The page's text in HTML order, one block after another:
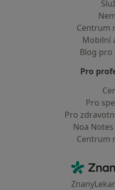
Centrum
Mobilní
Blog pro
Pro
Pro
Pro
Noa Notes
Centrum